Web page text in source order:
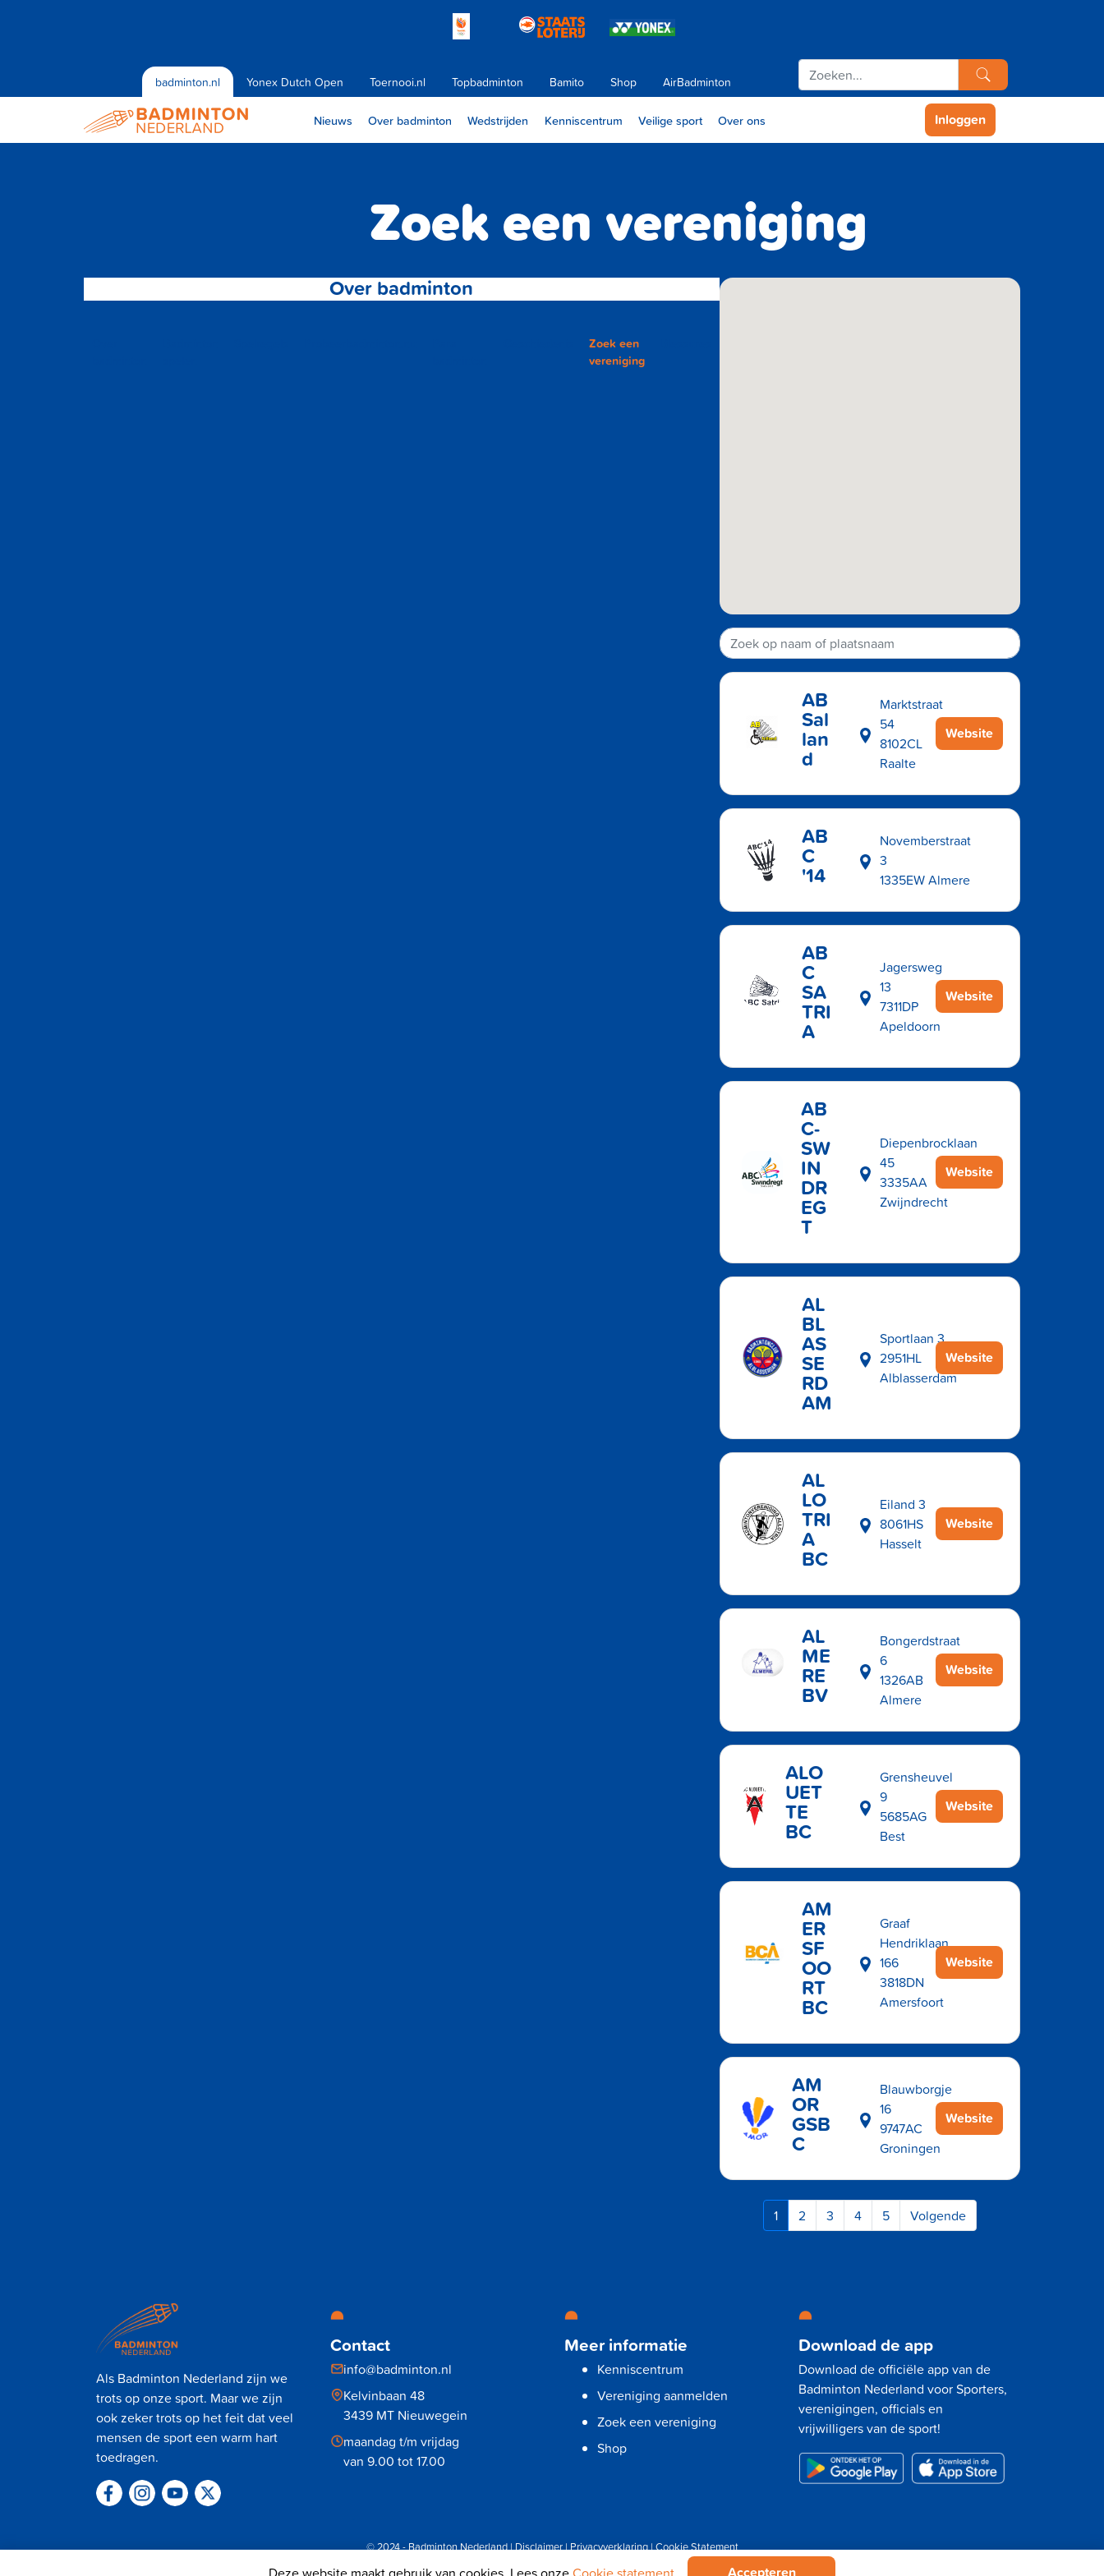
badminton.nl Yonex Dutch Open Toernooi.nl Topbadminton Bamito Shop AirBadminton
Nieuws Over badminton Wedstrijden Kenniscentrum Veilige sport Over ons Inloggen
Zoek een vereniging
Over badminton
Zoek een
vereniging
AB
Sal
lan
d
Marktstraat
54
8102CL
Raalte
Website
AB
C
'14
Novemberstraat
3
1335EW Almere
AB
C
SA
TRI
A
Jagersweg
13
7311DP
Apeldoorn
Website
AB
C-
SW
IN
DR
EG
T
Diepenbrocklaan
45
3335AA
Zwijndrecht
Website
AL
BL
AS
SE
RD
AM
Sportlaan 3
2951HL
Alblasserdam
Website
AL
LO
TRI
A
BC
Eiland 3
8061HS
Hasselt
Website
AL
ME
RE
BV
Bongerdstraat
6
1326AB
Almere
Website
ALO
UET
TE
BC
Grensheuvel
9
5685AG
Best
Website
AM
ER
SF
OO
RT
BC
Graaf
Hendriklaan
166
3818DN
Amersfoort
Website
AM
OR
GSB
C
Blauwborgje
16
9747AC
Groningen
Website
1 2 3 4 5 Volgende
Als Badminton Nederland zijn we
trots op onze sport. Maar we zijn
ook zeker trots op het feit dat veel
mensen de sport een warm hart
toedragen.
Contact
info@badminton.nl
Kelvinbaan 48
3439 MT Nieuwegein
maandag t/m vrijdag
van 9.00 tot 17.00
Meer informatie
Kenniscentrum
Vereniging aanmelden
Zoek een vereniging
Shop
Download de app
Download de officiële app van de
Badminton Nederland voor Sporters,
verenigingen, officials en
vrijwilligers van de sport!
© 2024 - Badminton Nederland |Disclaimer|Privacyverklaring|Cookie Statement